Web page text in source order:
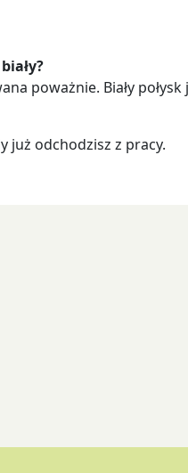
poważnie. Biały
już odchodzisz z pracy.